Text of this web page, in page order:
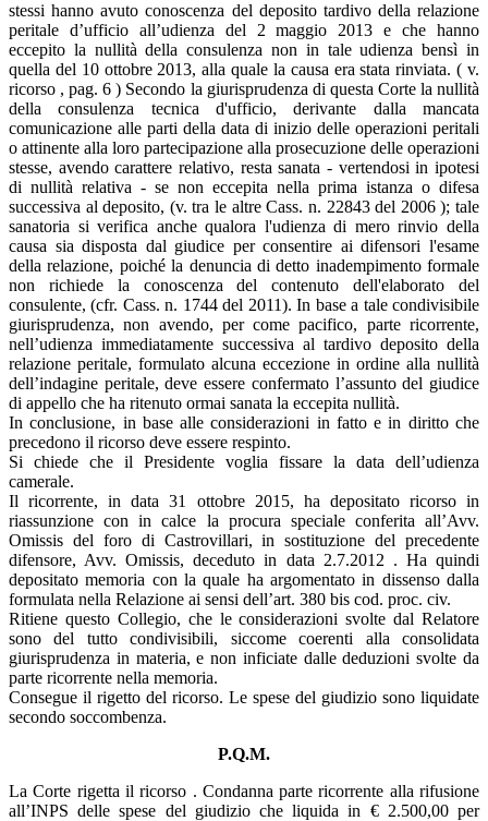
stessi hanno avuto conoscenza del deposito tardivo della relazione
peritale d’ufficio all’udienza del 2 maggio 2013 e che hanno
eccepito la nullità della consulenza non in tale udienza bensì in
quella del 10 ottobre 2013, alla quale la causa era stata rinviata. ( v.
ricorso , pag. 6 ) Secondo la giurisprudenza di questa Corte la nullità
della consulenza tecnica d'ufficio, derivante dalla mancata
comunicazione alle parti della data di inizio delle operazioni peritali
o attinente alla loro partecipazione alla prosecuzione delle operazioni
stesse, avendo carattere relativo, resta sanata - vertendosi in ipotesi
di nullità relativa - se non eccepita nella prima istanza o difesa
successiva al deposito, (v. tra le altre Cass. n. 22843 del 2006 ); tale
sanatoria si verifica anche qualora l'udienza di mero rinvio della
causa sia disposta dal giudice per consentire ai difensori l'esame
della relazione, poiché la denuncia di detto inadempimento formale
non richiede la conoscenza del contenuto dell'elaborato del
consulente, (cfr. Cass. n. 1744 del 2011). In base a tale condivisibile
giurisprudenza, non avendo, per come pacifico, parte ricorrente,
nell’udienza immediatamente successiva al tardivo deposito della
relazione peritale, formulato alcuna eccezione in ordine alla nullità
dell’indagine peritale, deve essere confermato l’assunto del giudice
di appello che ha ritenuto ormai sanata la eccepita nullità.
In conclusione, in base alle considerazioni in fatto e in diritto che
precedono il ricorso deve essere respinto.
Si chiede che il Presidente voglia fissare la data dell’udienza
camerale.
Il ricorrente, in data 31 ottobre 2015, ha depositato ricorso in
riassunzione con in calce la procura speciale conferita all’Avv.
Omissis del foro di Castrovillari, in sostituzione del precedente
difensore, Avv. Omissis, deceduto in data 2.7.2012 . Ha quindi
depositato memoria con la quale ha argomentato in dissenso dalla
formulata nella Relazione ai sensi dell’art. 380 bis cod. proc. civ.
Ritiene questo Collegio, che le considerazioni svolte dal Relatore
sono del tutto condivisibili, siccome coerenti alla consolidata
giurisprudenza in materia, e non inficiate dalle deduzioni svolte da
parte ricorrente nella memoria.
Consegue il rigetto del ricorso. Le spese del giudizio sono liquidate
secondo soccombenza.
P.Q.M.
La Corte rigetta il ricorso . Condanna parte ricorrente alla rifusione
all’INPS delle spese del giudizio che liquida in € 2.500,00 per